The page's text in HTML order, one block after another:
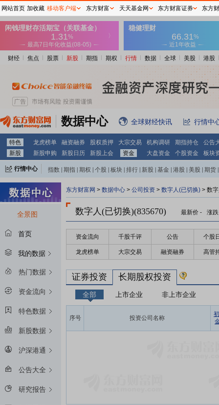
财经 焦点 股票 新股 期指 期权 行情 数据 全球 美股 港股
数据中心 全球财经快讯 行情中
特色 龙虎榜单 融资融券 股权质押 大宗交易 机构调研 期指持仓
公告
新股
新股申购 新股日历 新股上会 资金 大盘资金 个股资金 板块
行情中心 指数 期指 期权 个股 板块 排行 新股 基金 港股 美股 期货
全景图
首页
我的数据
热门数据
资金流向
特色数据
新股数据
沪深港通
公告大全
研究报告
东方财富网 > 数据中心 > 公司投资 > 数字人(已切换) > 数
数字人(已切换)(835670) 最新价 - 涨跌
资金流向 千股千评 公告 个股
龙虎榜单 大宗交易 融资融券 高管
证券投资 长期股权投资
全部 上市企业 非上市企业
序号 投资公司名称
网站首页 加收藏 移动客户端 东方财富 天天基金网 东方财富证券 东方